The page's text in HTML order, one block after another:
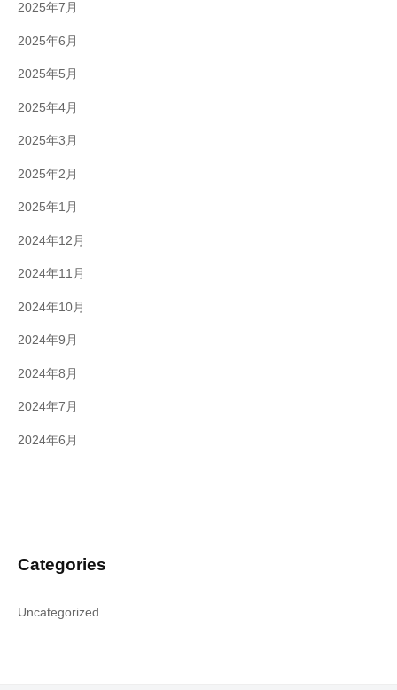
2025年7月
2025年6月
2025年5月
2025年4月
2025年3月
2025年2月
2025年1月
2024年12月
2024年11月
2024年10月
2024年9月
2024年8月
2024年7月
2024年6月
Categories
Uncategorized